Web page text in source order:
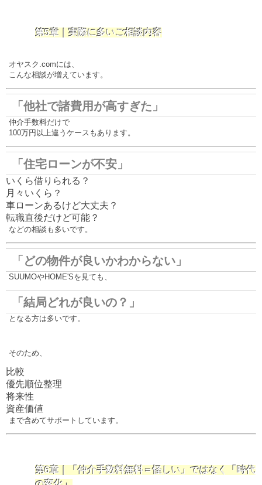
第5章｜実際に多いご相談内容
オヤスク.comには、
こんな相談が増えています。
「他社で諸費用が高すぎた」
仲介手数料だけで
100万円以上違うケースもあります。
「住宅ローンが不安」
いくら借りられる？
月々いくら？
車ローンあるけど大丈夫？
転職直後だけど可能？
などの相談も多いです。
「どの物件が良いかわからない」
SUUMOやHOME'Sを見ても、
「結局どれが良いの？」
となる方は多いです。
そのため、
比較
優先順位整理
将来性
資産価値
まで含めてサポートしています。
第6章｜「仲介手数料無料＝怪しい」ではなく「時代